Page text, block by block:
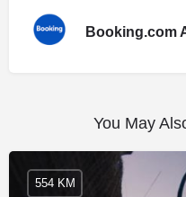
Booking.com
You May
554 KM